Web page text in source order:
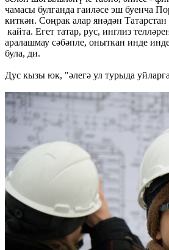
чамасы булганда гаиләсе эш буенча
киткән. Соңрак алар янәдән
кайта. Егет татар, рус, инглиз
аралашмау сәбәпле, оныткан инде
була, ди.
Дус кызы юк, "әлегә ул турыда